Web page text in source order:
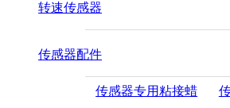
转速传感器
传感器配件
传感器专用粘接蜡